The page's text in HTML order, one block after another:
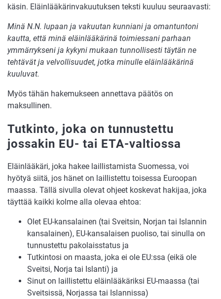
käsin. Eläinlääkärinvakuutuksen teksti kuuluu seuraavasti:
Minä N.N. lupaan ja vakuutan kunniani ja omantuntoni
kautta, että minä eläinlääkärinä toimiessani parhaan
ymmärrykseni ja kykyni mukaan tunnollisesti täytän ne
tehtävät ja velvollisuudet, jotka minulle eläinlääkärinä
kuuluvat.
Myös tähän hakemukseen annettava päätös on
maksullinen.
Tutkinto, joka on tunnustettu
jossakin EU- tai ETA-valtiossa
Eläinlääkäri, joka hakee laillistamista Suomessa, voi
hyötyä siitä, jos hänet on laillistettu toisessa Euroopan
maassa. Tällä sivulla olevat ohjeet koskevat hakijaa, joka
täyttää kaikki kolme alla olevaa ehtoa:
Olet EU-kansalainen (tai Sveitsin, Norjan tai Islannin
kansalainen), EU-kansalaisen puoliso, tai sinulla on
tunnustettu pakolaisstatus ja
Tutkintosi on maasta, joka ei ole EU:ssa (eikä ole
Sveitsi, Norja tai Islanti) ja
Sinut on laillistettu eläinlääkäriksi EU-maassa (tai
Sveitsissä, Norjassa tai Islannissa)